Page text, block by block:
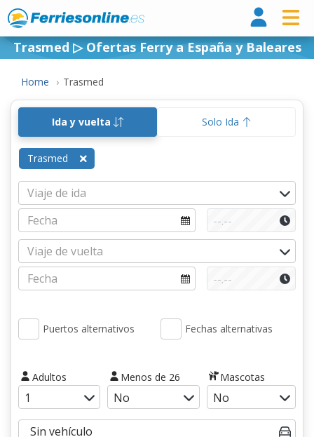
Trasmed ▷ Ofertas Ferry a España y Baleares
Home Trasmed
Ida y vuelta Solo Ida
Trasmed
Puertos alternativos Fechas alternativas
Adultos Menos de 26 Mascotas